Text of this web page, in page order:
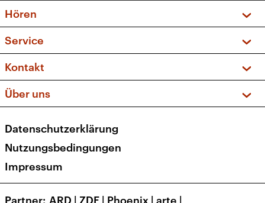
Sendungen und Podcasts
Musikliste
Kakadu – Das Kinderprogramm
Hören
Frequenzen (UKW + DAB+)
Service
FAQ
Apps
Newsletter
Veranstaltungen
Kontakt
Social Media
Über uns
Presse
Karriere
Transparenz
Datenschutzerklärung
Nutzungsbedingungen
Impressum
Partner ARD | ZDF | Phoenix | arte |